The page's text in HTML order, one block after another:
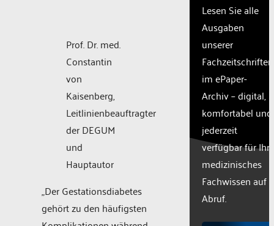
Prof. Dr. med.
Constantin
von
Kaisenberg,
Leitlinienbeauftragter
der DEGUM
und
Hauptautor
„Der Gestationsdiabetes
gehört zu den häufigsten
Lesen Sie alle
Ausgaben
unserer
Fachzeitschriften
im ePaper-
Archiv – digital,
komfortabel und
jederzeit
verfügbar für Ihr
medizinisches
Fachwissen auf
Abruf.